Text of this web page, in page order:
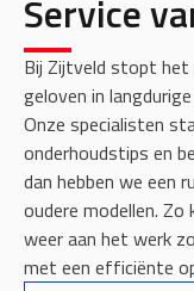
Service
Bij Zijtveld stopt het
geloven in
Onze specialisten
onderhoudstips en
dan hebben we een
oudere modellen. Zo
weer aan het werk
met een efficiënte